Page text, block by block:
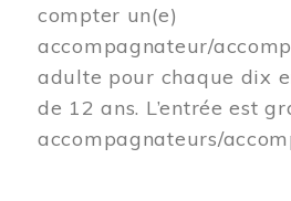
compter un(e)
accompagnateur/
adulte pour chaque dix
de 12 ans. L’entrée est
accompagnateurs/